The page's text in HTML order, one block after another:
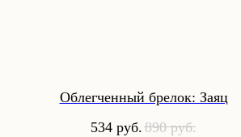
Облегченный брелок: Заяц
534 руб. 890 руб.